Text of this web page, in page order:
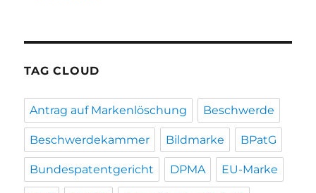
TAG CLOUD
Antrag auf Markenlöschung Beschwerde
Beschwerdekammer Bildmarke BPatG
Bundespatentgericht DPMA EU-Marke